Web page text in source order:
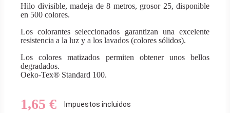
Hilo divisible, madeja de 8 metros, grosor 25, disponible
en 500 colores.
Los colorantes seleccionados garantizan una excelente
resistencia a la luz y a los lavados (colores sólidos).
Los colores matizados permiten obtener unos bellos
degradados.
Oeko-Tex® Standard 100.
1,65 €
Impuestos incluidos